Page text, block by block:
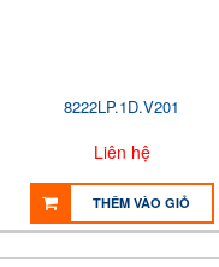
8222LP.1D.V201
Liên hệ
THÊM VÀO GIỎ